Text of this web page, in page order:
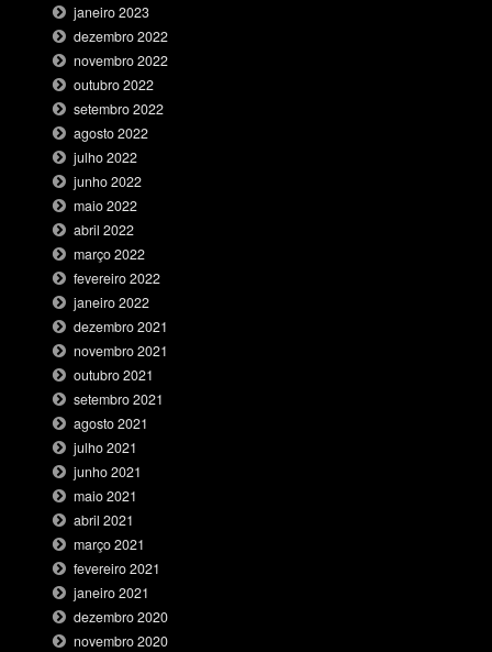
janeiro 2023
dezembro 2022
novembro 2022
outubro 2022
setembro 2022
agosto 2022
julho 2022
junho 2022
maio 2022
abril 2022
março 2022
fevereiro 2022
janeiro 2022
dezembro 2021
novembro 2021
outubro 2021
setembro 2021
agosto 2021
julho 2021
junho 2021
maio 2021
abril 2021
março 2021
fevereiro 2021
janeiro 2021
dezembro 2020
novembro 2020